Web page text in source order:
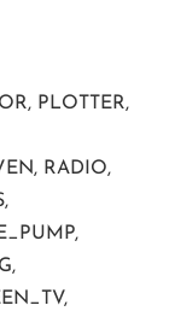
PLOTTER,
RADIO,